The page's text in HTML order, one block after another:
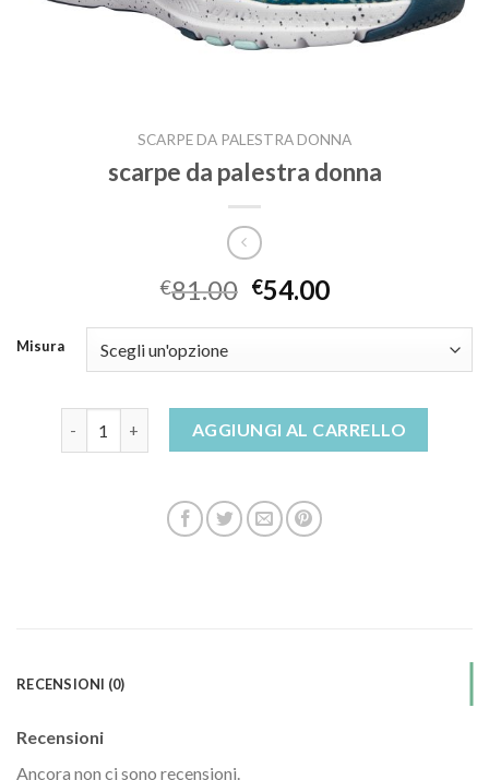
SCARPE DA PALESTRA DONNA
scarpe da palestra donna
€81.00 €54.00
Misura
scarpe da palestra donna quantità
AGGIUNGI AL CARRELLO
RECENSIONI (0)
Recensioni
Ancora non ci sono recensioni.